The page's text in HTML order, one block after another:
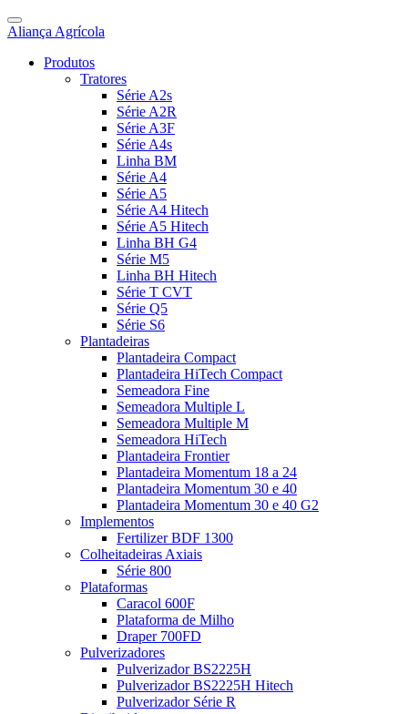
Aliança Agrícola
Produtos
Tratores
Série A2s
Série A2R
Série A3F
Série A4s
Linha BM
Série A4
Série A5
Série A4 Hitech
Série A5 Hitech
Linha BH G4
Série M5
Linha BH Hitech
Série T CVT
Série Q5
Série S6
Plantadeiras
Plantadeira Compact
Plantadeira HiTech Compact
Semeadora Fine
Semeadora Multiple L
Semeadora Multiple M
Semeadora HiTech
Plantadeira Frontier
Plantadeira Momentum 18 a 24
Plantadeira Momentum 30 e 40
Plantadeira Momentum 30 e 40 G2
Implementos
Fertilizer BDF 1300
Colheitadeiras Axiais
Série 800
Plataformas
Caracol 600F
Plataforma de Milho
Draper 700FD
Pulverizadores
Pulverizador BS2225H
Pulverizador BS2225H Hitech
Pulverizador Série R